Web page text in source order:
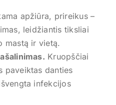
apžiūra, prireikus –
leidžiantis tiksliai
mastą ir vietą.
Kruopščiai
paveiktas danties
infekcijos